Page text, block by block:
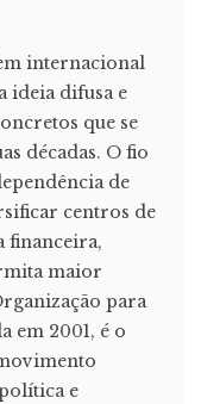
internacional
ideia difusa e
que se
décadas. O fio
de
centros de
financeira,
maior
para
em 2001, é o
e